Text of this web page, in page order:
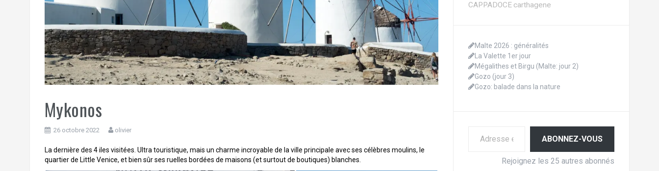
Mykonos
26 octobre 2022 olivier
La dernière des 4 iles visitées. Ultra touristique, mais un charme incroyable de la ville principale avec ses célèbres moulins, le
quartier de Little Venice, et bien sûr ses ruelles bordées de maisons (et surtout de boutiques) blanches.
CAPPADOCE carthagene
Malte 2026 : généralités
La Valette 1er jour
Mégalithes et Birgu (Malte: jour 2)
Gozo (jour 3)
Gozo: balade dans la nature
ABONNEZ-VOUS
Rejoignez les 25 autres abonnés